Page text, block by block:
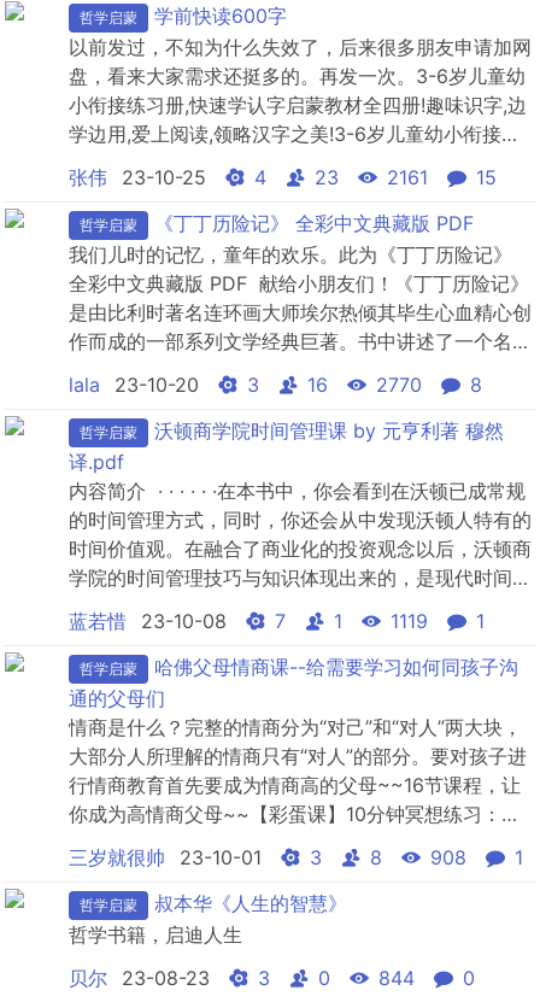
法。全书分为5大模块、30节大课、100+方法，帮助
你提高学习成绩，打开人生格局。
哲学启蒙
学前快读600字
以前发过，不知为什么失效了，后来很多朋友申请加网
盘，看来大家需求还挺多的。再发一次。3-6岁儿童幼
小衔接练习册,快速学认字启蒙教材全四册!趣味识字,边
学边用,爱上阅读,领略汉字之美!3-6岁儿童幼小衔接练
习册,快速学认字启蒙教材全四册!趣味识字,边学边用,爱
上阅读,领略汉字之美!3-6岁儿童幼小衔接练习册,快速
学认字启蒙教材全四册!趣味识字,边学边用,爱上阅读,领
略汉字之美!
张伟 23-10-25 4 23 2161 15
哲学启蒙
《丁丁历险记》 全彩中文典藏版 PDF
我们儿时的记忆，童年的欢乐。此为《丁丁历险记》
全彩中文典藏版 PDF 献给小朋友们！《丁丁历险记》
是由比利时著名连环画大师埃尔热倾其毕生心血精心创
作而成的一部系列文学经典巨著。书中讲述了一个名叫
丁丁的年轻记者和他忠实的搭档——小狗米卢，以及他
的伙伴们——阿道克船长、向日葵教授、侦探杜邦兄弟
一起周游世界各地，惩恶扬善，历险探奇的精彩故事。
自从1929年1月10日，“丁丁”和“...
lala 23-10-20 3 16 2770 8
哲学启蒙
沃顿商学院时间管理课 by 元亨利著 穆然
译.pdf
内容简介 · · · · · ·在本书中，你会看到在沃顿已成常规
的时间管理方式，同时，你还会从中发现沃顿人特有的
时间价值观。在融合了商业化的投资观念以后，沃顿商
学院的时间管理技巧与知识体现出来的，是现代时间管
理投资领域中具有“效率化”、“收益*大化”的各类方法。
如果善加利用的话，它们对个人人生所起到的促进作用
是毋庸置疑的。不过，俗话说，十人十色，由于个人从
事行业不同，所以，对于本书中叙述的内容，...
蓝若惜 23-10-08 7 1 1119 1
哲学启蒙
哈佛父母情商课--给需要学习如何同孩子沟
通的父母们
情商是什么？完整的情商分为“对己”和“对人”两大块，
大部分人所理解的情商只有“对人”的部分。要对孩子进
行情商教育首先要成为情商高的父母~~16节课程，让
你成为高情商父母~~【彩蛋课】10分钟冥想练习：和
自己对话，找到自己的心.mp3第01课 _ 我们到底为什
么发脾气（上）.mp4第01课 _ 我们到底为什么发脾气
（下）.mp4第02课 _ 束缚我们生活的原罪—羞耻感
（上）.mp4第02课 _ 束缚...
三岁就很帅 23-10-01 3 8 908 1
哲学启蒙
叔本华《人生的智慧》
哲学书籍，启迪人生
贝尔
23-08-23 3 0 844 0